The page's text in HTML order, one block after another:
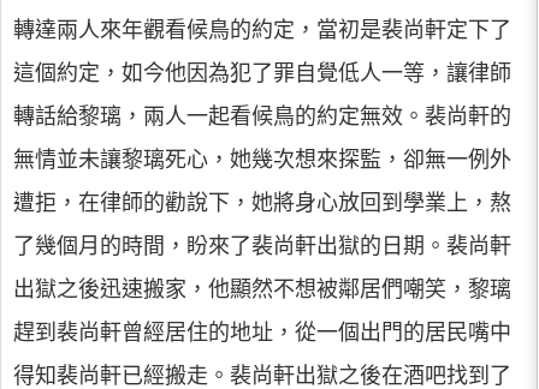
轉達兩人來年觀看候鳥的約定，當初是裴尚軒定下了
這個約定，如今他因為犯了罪自覺低人一等，讓律師
轉話給黎璃，兩人一起看候鳥的約定無效。裴尚軒的
無情並未讓黎璃死心，她幾次想來探監，卻無一例外
遭拒，在律師的勸說下，她將身心放回到學業上，熬
了幾個月的時間，盼來了裴尚軒出獄的日期。裴尚軒
出獄之後迅速搬家，他顯然不想被鄰居們嘲笑，黎璃
趕到裴尚軒曾經居住的地址，從一個出門的居民嘴中
得知裴尚軒已經搬走。裴尚軒出獄之後在酒吧找到了